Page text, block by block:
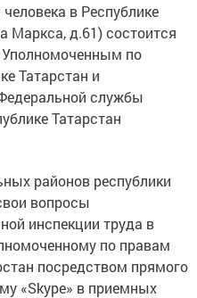
в Республике
Маркса, д.61) состоится
по
Татарстан и
службы
Татарстан
районов республики
вопросы
инспекции труда в
по правам
посредством прямого
«Skype» в приемных